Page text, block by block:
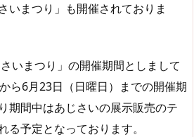
いまつり」も開催されておりま
いまつり」の開催期間としまして
ら6月23日（日曜日）までの開催期
期間中はあじさいの展示販売のテ
る予定となっております。